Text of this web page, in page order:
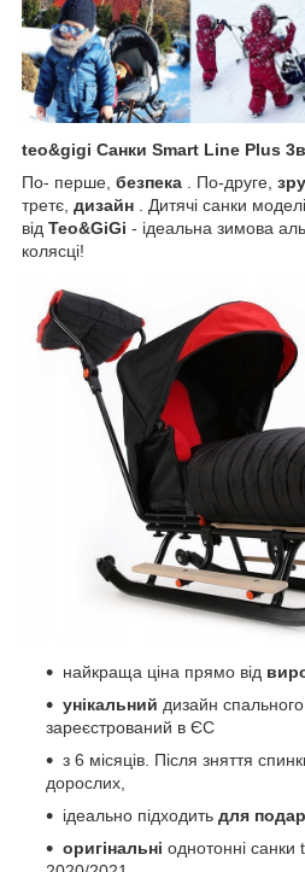
teo&gigi Санки Smart Line Plus
По- перше, безпека . По-друге,
третє, дизайн . Дитячі санки
від Teo&GiGi - ідеальна зимова
колясці!
найкраща ціна прямо від
унікальний дизайн
зареєстрований в ЄС
з 6 місяців. Після зняття
дорослих,
ідеально підходить для
оригінальні однотонні санки